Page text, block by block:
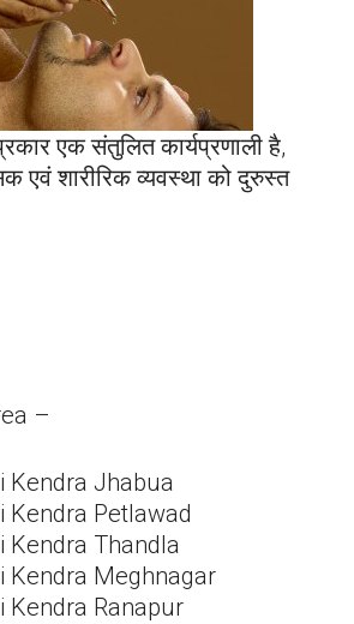
एक संतुलित कार्यप्रणाली है,
एवं शारीरिक व्यवस्था को दुरुस्त
–
Kendra Jhabua
Kendra Petlawad
Kendra Thandla
Kendra Meghnagar
Kendra Ranapur